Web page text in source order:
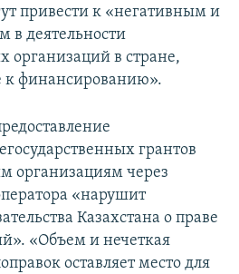
привести к «негативным и
в деятельности
организаций в стране,
к финансированию».
грантов
организациям через
«нарушит
Казахстана о праве
«Объем и нечеткая
оставляет место для